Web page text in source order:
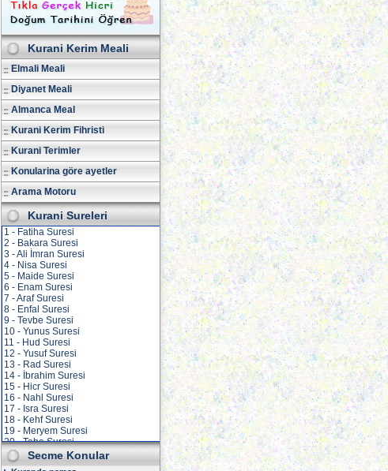
Kurani Kerim Meali
Elmali Meali
Diyanet Meali
Almanca Meal
Kurani Kerim Fihristi
Kurani Terimler
Konularina göre ayetler
Arama Motoru
Kurani Sureleri
1 - Fatiha Suresi
2 - Bakara Suresi
3 - Ali İmran Suresi
4 - Nisa Suresi
5 - Maide Suresi
6 - Enam Suresi
7 - Araf Suresi
8 - Enfal Suresi
9 - Tevbe Suresi
10 - Yunus Suresi
11 - Hud Suresi
12 - Yusuf Suresi
13 - Rad Suresi
14 - İbrahim Suresi
15 - Hicr Suresi
16 - Nahl Suresi
17 - Isra Suresi
18 - Kehf Suresi
19 - Meryem Suresi
20 - Taha Suresi
21 - Enbiya Suresi
22 - Hacc Suresi
Secme Konular